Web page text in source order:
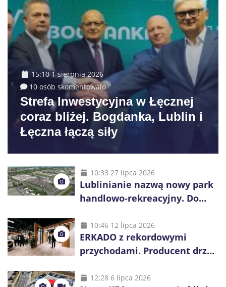
15:10 1 sierpnia 2026
10 osób skomentowało
Strefa Inwestycyjna w Łęcznej
coraz bliżej. Bogdanka, Lublin i
Łęczna łączą siły
10:33 27 lipca 2026
Lublinianie nazwą nowy park
handlowo-rekreacyjny. Do
10:46 12 lipca 2026
ERKADO z rekordowymi
przychodami. Producent drzwi
inwestycje
12:28 6 lipca 2026